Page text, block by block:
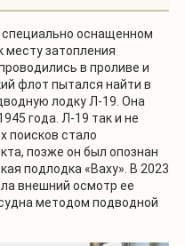
специально оснащенном
месту затопления
в проливе и
флот пытался найти в
лодку Л-19. Она
года. Л-19 так и не
поисков стало
позже он был опознан
подлодка «Ваху». В 2023
внешний осмотр ее
методом подводной